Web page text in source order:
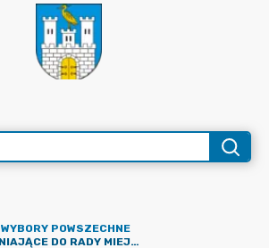
WYBORY POWSZECHNE
WYBORY UZUPEŁNIAJĄCE DO RADY MIEJSKIEJ – 2025